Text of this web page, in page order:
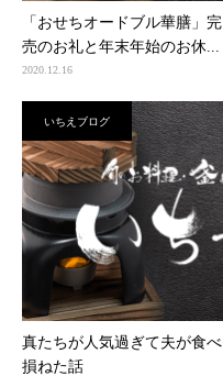
「おせちオードブル華膳」完
売のお礼と年末年始のお休...
2020.12.16
いちえブログ
真たちが人気過ぎて夫が食べ
損ねた話